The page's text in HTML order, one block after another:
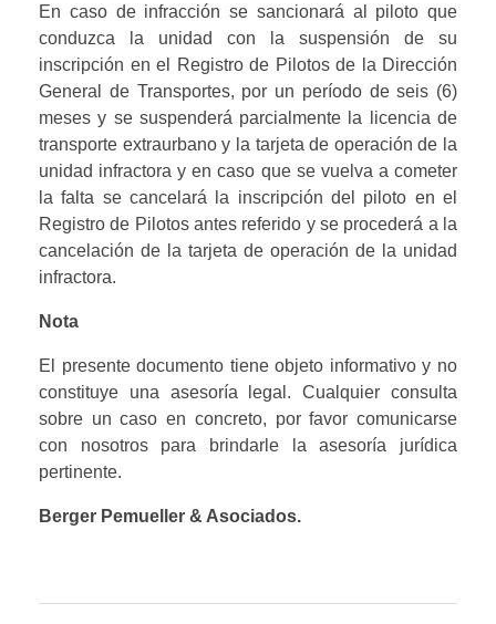
En caso de infracción se sancionará al piloto que
conduzca la unidad con la suspensión de su
inscripción en el Registro de Pilotos de la Dirección
General de Transportes, por un período de seis (6)
meses y se suspenderá parcialmente la licencia de
transporte extraurbano y la tarjeta de operación de la
unidad infractora y en caso que se vuelva a cometer
la falta se cancelará la inscripción del piloto en el
Registro de Pilotos antes referido y se procederá a la
cancelación de la tarjeta de operación de la unidad
infractora.
Nota
El presente documento tiene objeto informativo y no
constituye una asesoría legal. Cualquier consulta
sobre un caso en concreto, por favor comunicarse
con nosotros para brindarle la asesoría jurídica
pertinente.
Berger Pemueller & Asociados.